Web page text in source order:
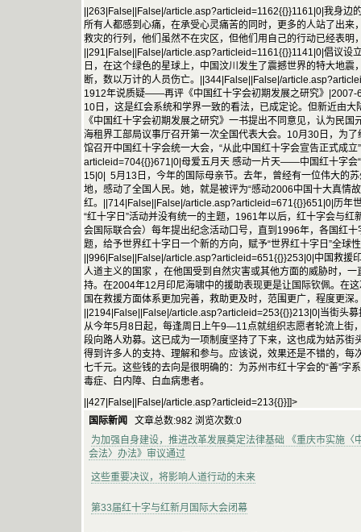
||263|False||False|/article.asp?articleid=1162{{}}1161|0|我身边
所有人都感到心痛，在承受心灵痛苦的同时，更多的人站了出来
救灾的行列，他们虽然不在灾区，但他们用自己的行动已经表明
||291|False||False|/article.asp?articleid=1161{{}}1141|0|倡议
日，在这个绿色的星球上，中国汶川发生了震撼世界的特大地
断，数以万计的人员伤亡。||344|False||False|/
1912年说质疑——再评《中国红十字会初期发展之研究》
10日，这是红会系统和学界一致的看法，已成定论。但新近由
《中国红十字会初期发展之研究》一书提出不同意见，认为民
海租界工部局议事厅召开第一次全国代表大会。10月30日，为
馆召开中国红十字会统一大会，“从此中国红十字会宣告正式成
articleid=704{{}}671|0|母爱五月天 感动一片天——中国红十字会“
15|0| 5月13日，今年的国际母亲节。去年，曾经有一位伟大的
地，感动了全国人民。她，就是被评为“感动2006中国十大真情
红。||714|False||False|/article.asp?articleid=671{{}}651|0|历年
“红十字日”活动并没有统一的主题，1961年以后，红十字会与
会国际联合会）每年提出纪念活动口号，直到1996年，各国红
题，给予世界红十字日一个新的方向，赋予“世界红十字日”全球
||996|False||False|/article.asp?articleid=651{{}}253|0|中国救援
人道主义的国家 ，在他国受到自然灾害或其他方面的威胁时，
持。在2004年12月印尼海啸中的援助表现更是让国际钦佩。在
国在救援方面体系更加完善，救助更及时，范围更广，程度更深
||2194|False||False|/article.asp?articleid=253{{}}213|0|当街头
从今年5月8日起，每逢周日上午9—11点就组织志愿者轮流上街
段向路人劝募。这已成为一项制度坚持了下来，这也成为姑苏街
得到许多人的支持、理解和参与。应该说，效果还是不错的，每
七千元。这些钱的去向是很明确的：为苏州市红十字会的“善”字
毒症、白内障、白血病患者。
||427|False||False|/article.asp?articleid=213{{}}]]>
国际新闻
文章总数:982 浏览次数:0
为加强自身建设，推进改革发展奠定法律基础 《重庆市实施〈
会法〉办法》审议通过
这些重要决议，将影响人道行动的未来
第33届红十字与红新月国际大会闭幕